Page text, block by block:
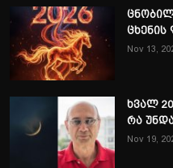
ცხენის
Nov 13,
ხვალ
რა
Nov 19,